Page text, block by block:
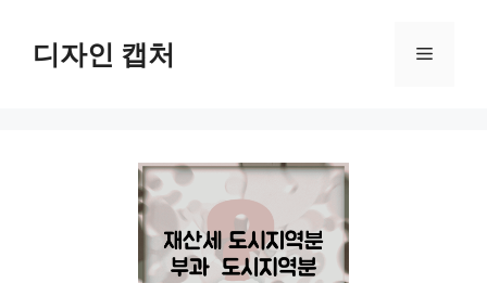
디자인 캡처 메